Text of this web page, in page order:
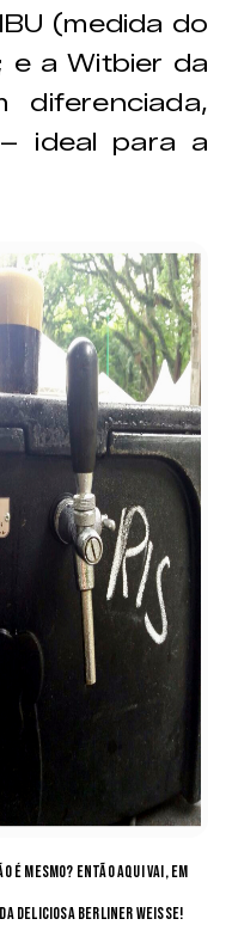
(medida do
e a Witbier da
diferenciada,
ideal para a
é mesmo? Então aqui vai, em
deliciosa Berliner Weisse!